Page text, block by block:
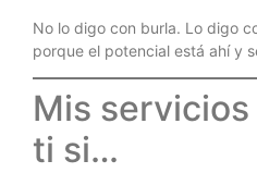
No lo digo con burla. Lo digo
porque el potencial está ahí y
Mis
ti si…